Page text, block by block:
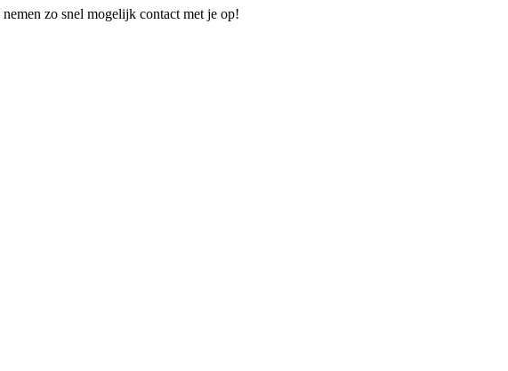
zo snel mogelijk contact met je op!